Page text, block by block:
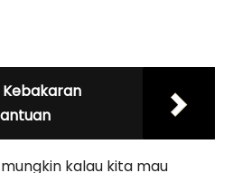
kalau kita mau